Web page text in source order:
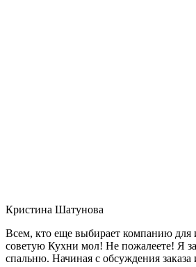
Кристина Шатунова
Всем, кто еще выбирает компанию для
советую Кухни мол! Не пожалеете! Я
спальню. Начиная с обсуждения заказа